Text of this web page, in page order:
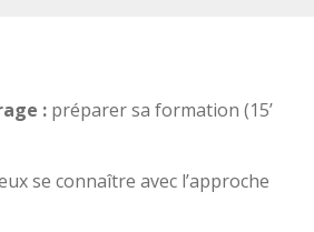
: préparer sa formation (15’
se connaître avec l’approche